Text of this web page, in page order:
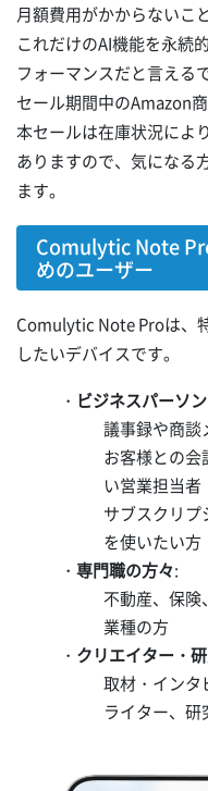
月額費用がかからないこ
これだけのAI機能を永続
フォーマンスだと言える
セール期間中のAmazon
本セールは在庫状況によ
ありますので、気になる
ます。
Comulytic Note
めのユーザー
Comulytic Note Proは、
したいデバイスです。
・ ビジネスパーソン
議事録や商談
お客様との
い営業担当者
サブスクリプ
を使いたい方
・ 専門職の方々:
不動産、保
業種の方
・ クリエイター・
取材・インタ
ライター、研